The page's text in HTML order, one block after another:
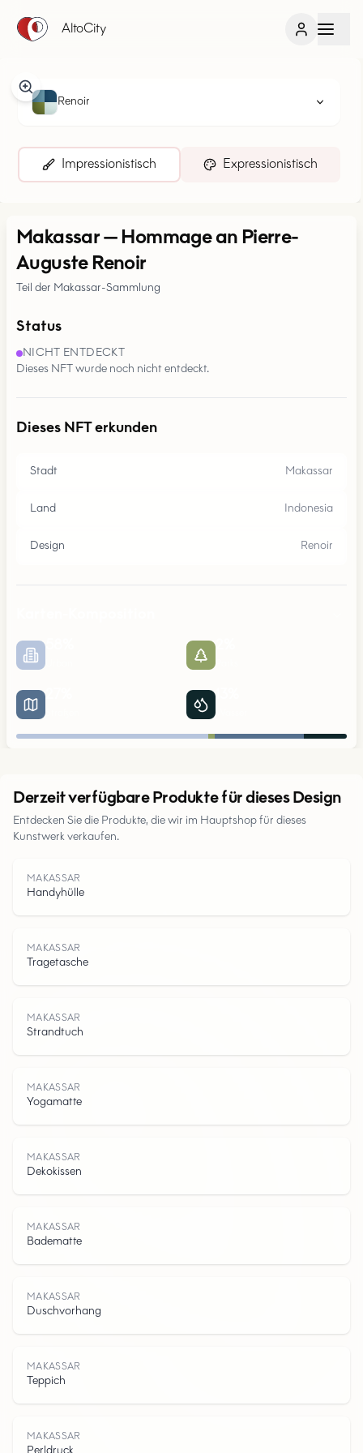
AltoCity
M
A
K
A
S
S
A
Renoir
Impressionistisch Expressionistisch
Makassar— Hommage an Pierre-
Auguste Renoir
Teil der Makassar-Sammlung
Status
NICHT ENTDECKT
Dieses NFT wurde noch nicht entdeckt.
Dieses NFT erkunden
Stadt Makassar
Land Indonesia
Design Renoir
Parks
Derzeit verfügbare Produkte für dieses Design
Entdecken Sie die Produkte, die wir im Hauptshop für dieses
Kunstwerk verkaufen.
MAKASSAR
Handyhülle
MAKASSAR
Tragetasche
MAKASSAR
Strandtuch
MAKASSAR
Yogamatte
MAKASSAR
Dekokissen
MAKASSAR
Badematte
MAKASSAR
Duschvorhang
MAKASSAR
Teppich
MAKASSAR